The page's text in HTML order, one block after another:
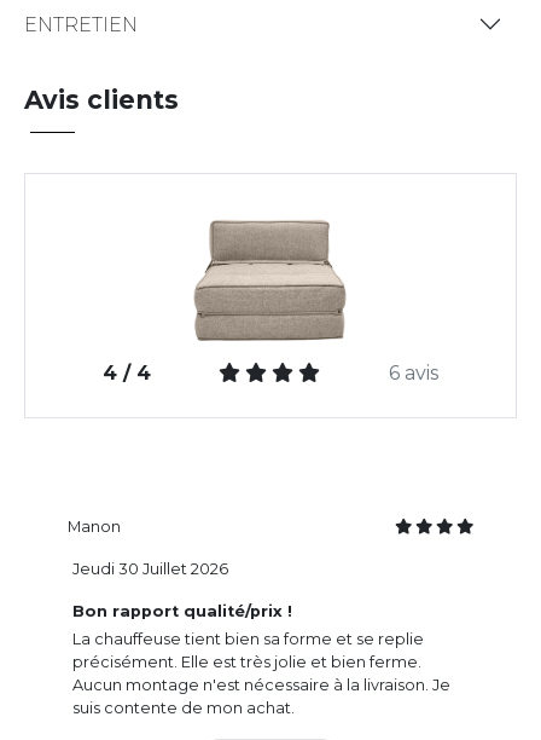
ENTRETIEN
Avis clients
4 / 4 6 avis
Manon
Bon rapport qualité/prix !
La chauffeuse tient bien sa forme et se replie
précisément. Elle est très jolie et bien ferme.
Aucun montage n'est nécessaire à la livraison. Je
suis contente de mon achat.
Jeudi 30 Juillet 2026